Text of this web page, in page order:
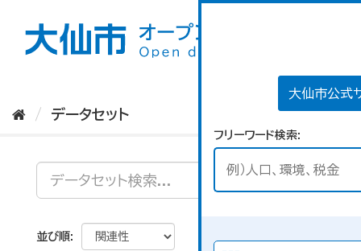
大仙市公式
フリーワード検索
データセット
並び順